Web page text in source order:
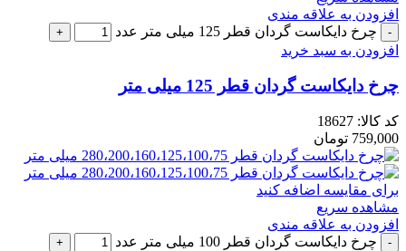
افزودن به علاقه مندی
چرخ دایکاست گردان قطر 125 میلی متر عدد
افزودن به سبد خرید
چرخ دایکاست گردان قطر 125 میلی متر
کد کالا: 18627
759,000 تومان
برای مقایسه اضافه کنید
مشاهده سریع
افزودن به علاقه مندی
چرخ دایکاست گردان قطر 100 میلی متر عدد